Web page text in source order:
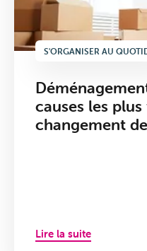
S'ORGANISER AU
causes les plus
changement
Lire la suite